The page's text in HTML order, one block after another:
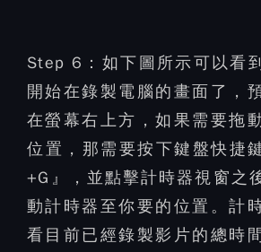
Step 6： 如下圖所示可以看
開始在錄製電腦的畫面了，
在螢幕右上方，如果需要拖
位置，那需要按下鍵盤快捷
+G』，並點擊計時器視窗之
動計時器至你要的位置。計
看目前已經錄製影片的總時